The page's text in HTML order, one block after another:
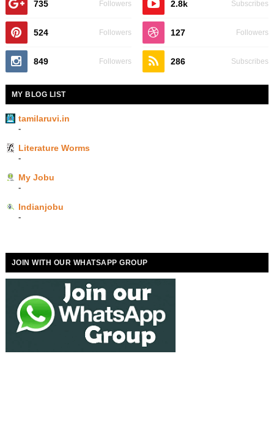
735 Followers 2.8k Subscribes
524 Followers 127 Followers
849 Followers 286 Subscribes
MY BLOG LIST
tamilaruvi.in
-
Literature Worms
-
My Jobu
-
Indianjobu
-
JOIN WITH OUR WHATSAPP GROUP